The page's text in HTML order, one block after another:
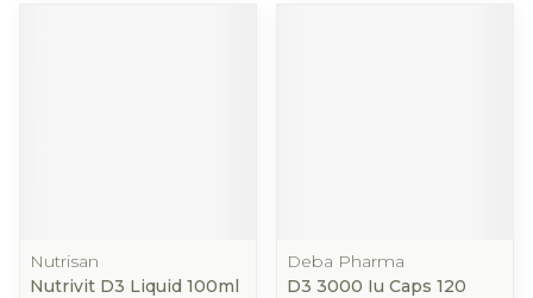
Nutrisan
Nutrivit D3 Liquid 100ml
Deba Pharma
D3 3000 Iu Caps 120